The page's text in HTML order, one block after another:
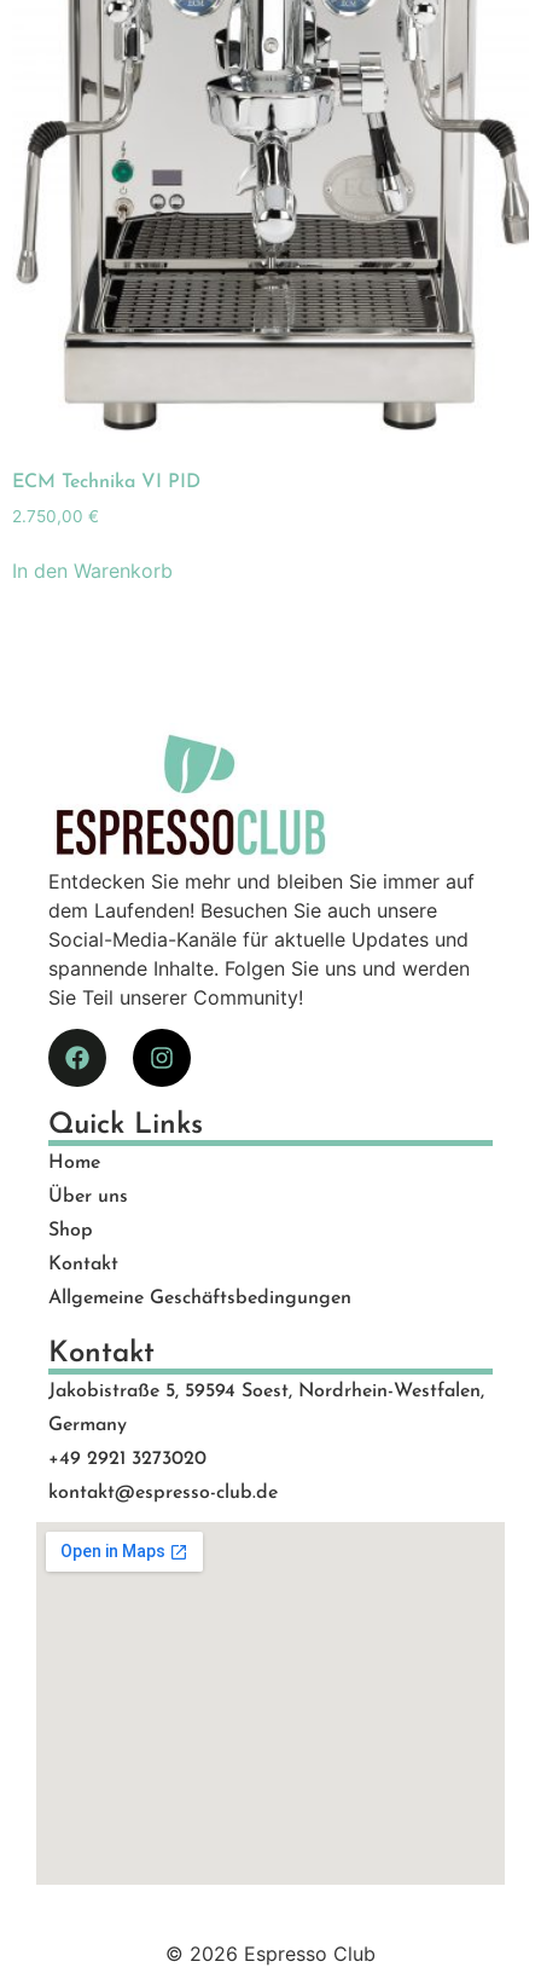
ECM Technika VI PID
2.750,00 €
In den Warenkorb
Entdecken Sie mehr und bleiben Sie immer auf
dem Laufenden! Besuchen Sie auch unsere
Social-Media-Kanäle für aktuelle Updates und
spannende Inhalte. Folgen Sie uns und werden
Sie Teil unserer Community!
Quick Links
Home
Über uns
Shop
Kontakt
Allgemeine Geschäftsbedingungen
Kontakt
Jakobistraße 5, 59594 Soest, Nordrhein-Westfalen,
Germany
+49 2921 3273020
kontakt@espresso-club.de
© 2026 Espresso Club